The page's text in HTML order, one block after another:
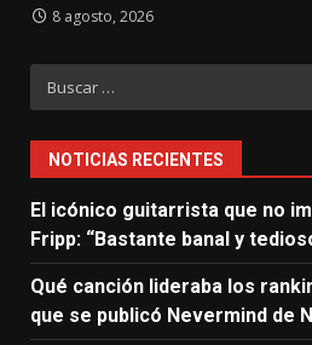
8 agosto, 2026
Buscar:
NOTICIAS RECIENTES
El icónico guitarrista que no
Fripp: “Bastante banal y
Qué canción lideraba los
que se publicó Nevermind de